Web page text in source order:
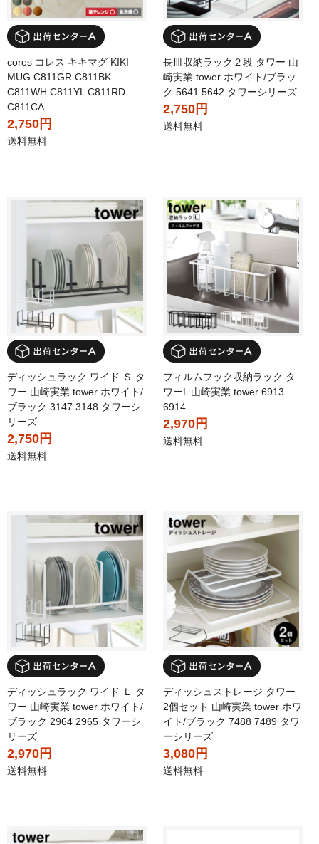
cores コレス キキマグ KIKI
MUG C811GR C811BK
C811WH C811YL C811RD
C811CA
2,750円
送料無料
長皿収納ラック２段 タワー 山
崎実業 tower ホワイト/ブラッ
ク 5641 5642 タワーシリーズ
2,750円
送料無料
ディッシュラック ワイド Ｓ タ
ワー 山崎実業 tower ホワイト/
ブラック 3147 3148 タワーシ
リーズ
2,750円
送料無料
フィルムフック収納ラック タ
ワーL 山崎実業 tower 6913
6914
2,970円
送料無料
ディッシュラック ワイド Ｌ タ
ワー 山崎実業 tower ホワイト/
ブラック 2964 2965 タワーシ
リーズ
2,970円
送料無料
ディッシュストレージ タワー
2個セット 山崎実業 tower ホワ
イト/ブラック 7488 7489 タワ
ーシリーズ
3,080円
送料無料